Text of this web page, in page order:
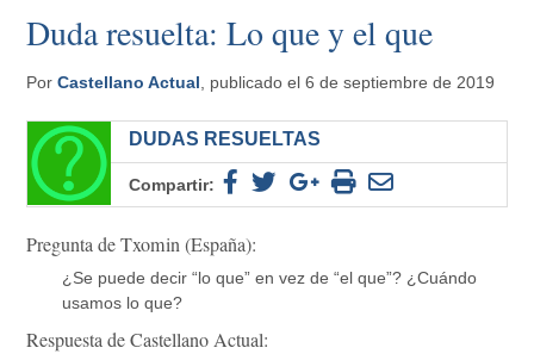
Duda resuelta: Lo que y el que
PorCastellano Actual , publicado el 6 de septiembre de 2019
DUDAS RESUELTAS
Compartir:
Pregunta de Txomin (España):
¿Se puede decir “lo que” en vez de “el que”? ¿Cuándo
usamos lo que?
Respuesta de Castellano Actual: